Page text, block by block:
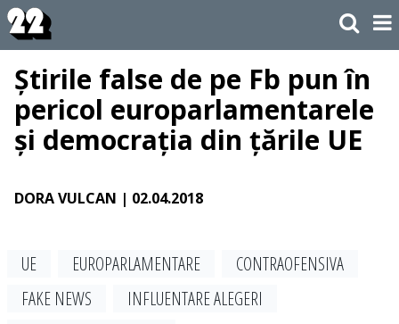
Știrile false de pe Fb pun în
pericol europarlamentarele
și democrația din țările UE
DORA VULCAN | 02.04.2018
UE EUROPARLAMENTARE
CONTRAOFENSIVA
FAKE NEWS
INFLUENTARE ALEGERI